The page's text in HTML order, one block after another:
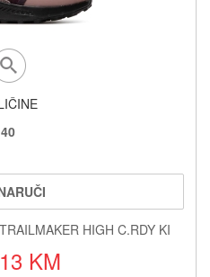
40
HIGH C.RDY KI
KM